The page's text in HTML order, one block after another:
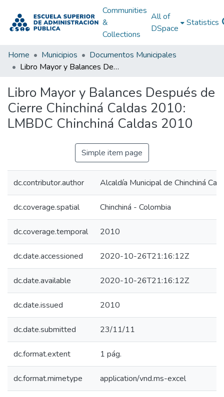
Communities
&
Collections
All of
DSpace
Statistics
Home Municipios
Documentos Municipales
Libro Mayor y Balances Después de Cierre Chinchiná Caldas 2010: LMBDC Chinchiná Caldas 2010
Libro Mayor y Balances Después de
Cierre Chinchiná Caldas 2010:
LMBDC Chinchiná Caldas 2010
Simple item page
dc.contributor.author Alcaldía Municipal de Chinchiná
dc.coverage.spatial Chinchiná - Colombia
dc.coverage.temporal 2010
dc.date.accessioned 2020-10-26T21:16:12Z
dc.date.available 2020-10-26T21:16:12Z
dc.date.issued 2010
dc.date.submitted 23/11/11
dc.format.extent 1 pág.
dc.format.mimetype application/vnd.ms-excel